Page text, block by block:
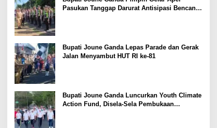
Pasukan Tanggap Darurat Antisipasi Bencana
Bupati Joune Ganda Lepas Parade dan Gerak
Jalan Menyambut HUT RI ke-81
Bupati Joune Ganda Luncurkan Youth Climate
Action Fund, Disela-Sela Pembukaan